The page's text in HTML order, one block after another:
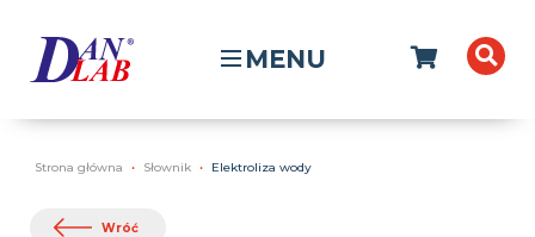
MENU
Strona główna Słownik Elektroliza wody
Wróć